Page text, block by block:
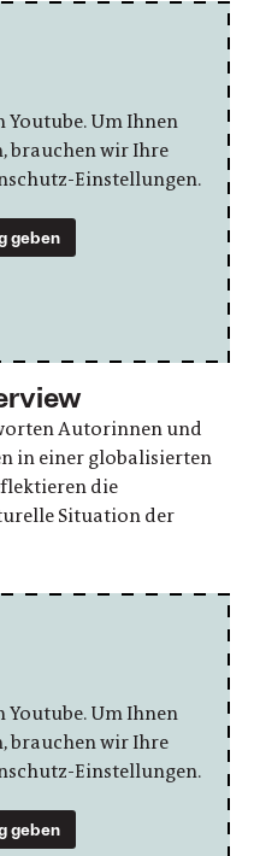
Um Ihnen
brauchen wir Ihre
Einstellungen.
geben
Autorinnen und
in einer globalisierten
die
Situation der
Um Ihnen
brauchen wir Ihre
Einstellungen.
geben